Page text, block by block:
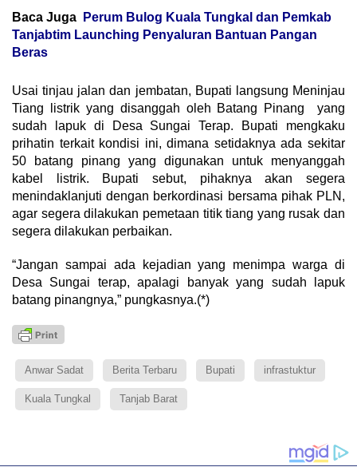
Baca Juga
Perum Bulog Kuala Tungkal dan Pemkab
Tanjabtim Launching Penyaluran Bantuan Pangan
Beras
Usai tinjau jalan dan jembatan, Bupati langsung Meninjau
Tiang listrik yang disanggah oleh Batang Pinang yang
sudah lapuk di Desa Sungai Terap. Bupati mengkaku
prihatin terkait kondisi ini, dimana setidaknya ada sekitar
50 batang pinang yang digunakan untuk menyanggah
kabel listrik. Bupati sebut, pihaknya akan segera
menindaklanjuti dengan berkordinasi bersama pihak PLN,
agar segera dilakukan pemetaan titik tiang yang rusak dan
segera dilakukan perbaikan.
“Jangan sampai ada kejadian yang menimpa warga di
Desa Sungai terap, apalagi banyak yang sudah lapuk
batang pinangnya,” pungkasnya.(*)
Anwar Sadat Berita Terbaru Bupati infrastuktur
Kuala Tungkal Tanjab Barat